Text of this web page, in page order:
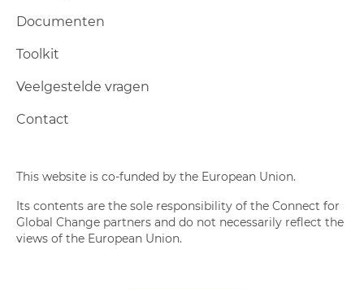
Documenten
Toolkit
Veelgestelde vragen
Contact
This website is co-funded by the European Union.
Its contents are the sole responsibility of the Connect for
Global Change partners and do not necessarily reflect the
views of the European Union.